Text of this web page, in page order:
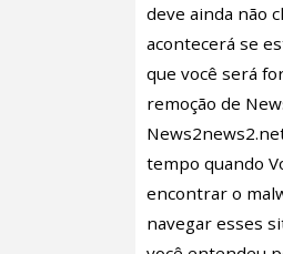
deve ainda não
acontecerá se
que você será
remoção de
tempo quando
encontrar o
navegar esses